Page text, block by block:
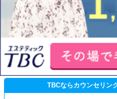
TBCならカウンセリン